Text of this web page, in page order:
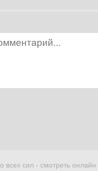
всех сил - смотреть онлайн